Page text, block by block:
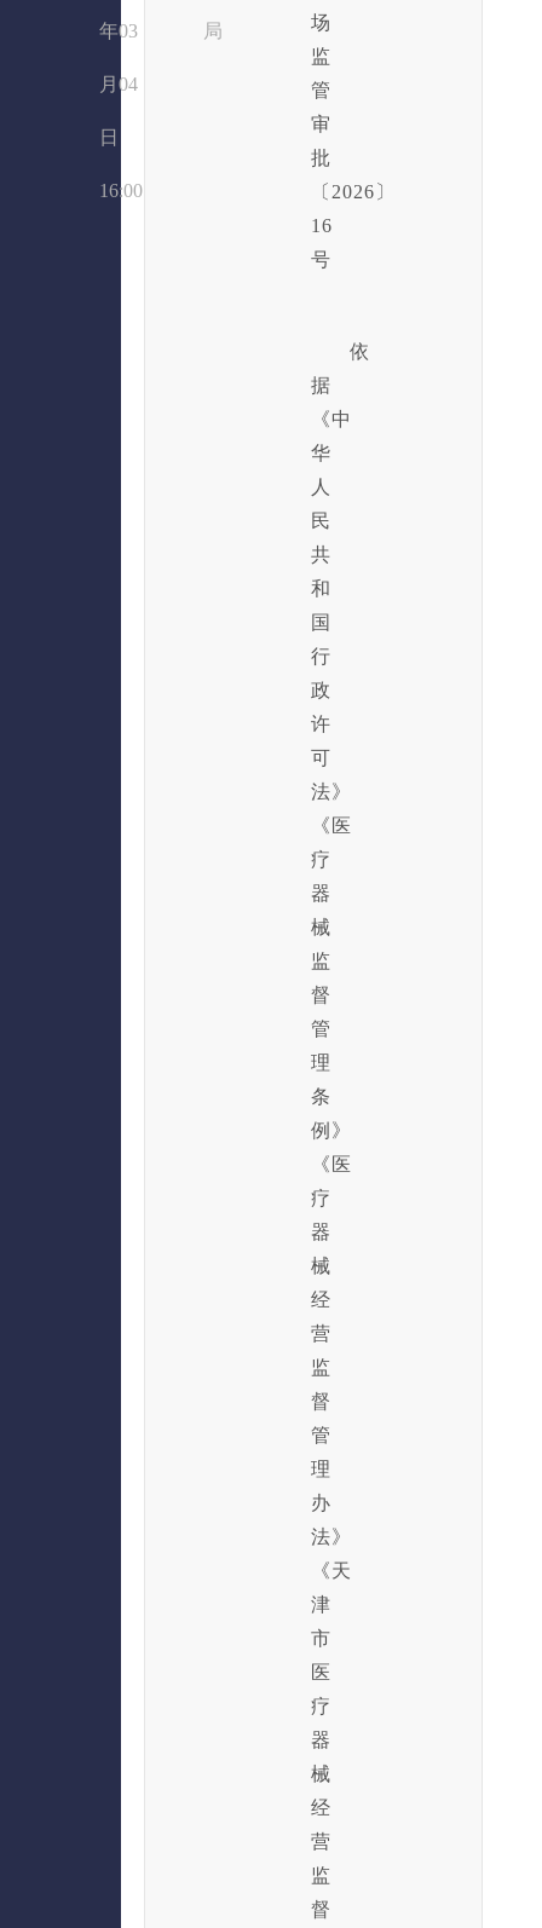
年03
月04
日
16:00
局
场
监
管
审
批
〔2026〕
16
号
依
据
《中
华
人
民
共
和
国
行
政
许
可
法》
《医
疗
器
械
监
督
管
理
条
例》
《医
疗
器
械
经
营
监
督
管
理
办
法》
《天
津
市
医
疗
器
械
经
营
监
督